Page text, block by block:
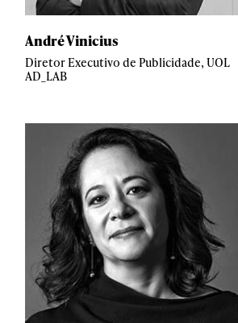
André Vinicius
Diretor Executivo de Publicidade, UOL
AD_LAB